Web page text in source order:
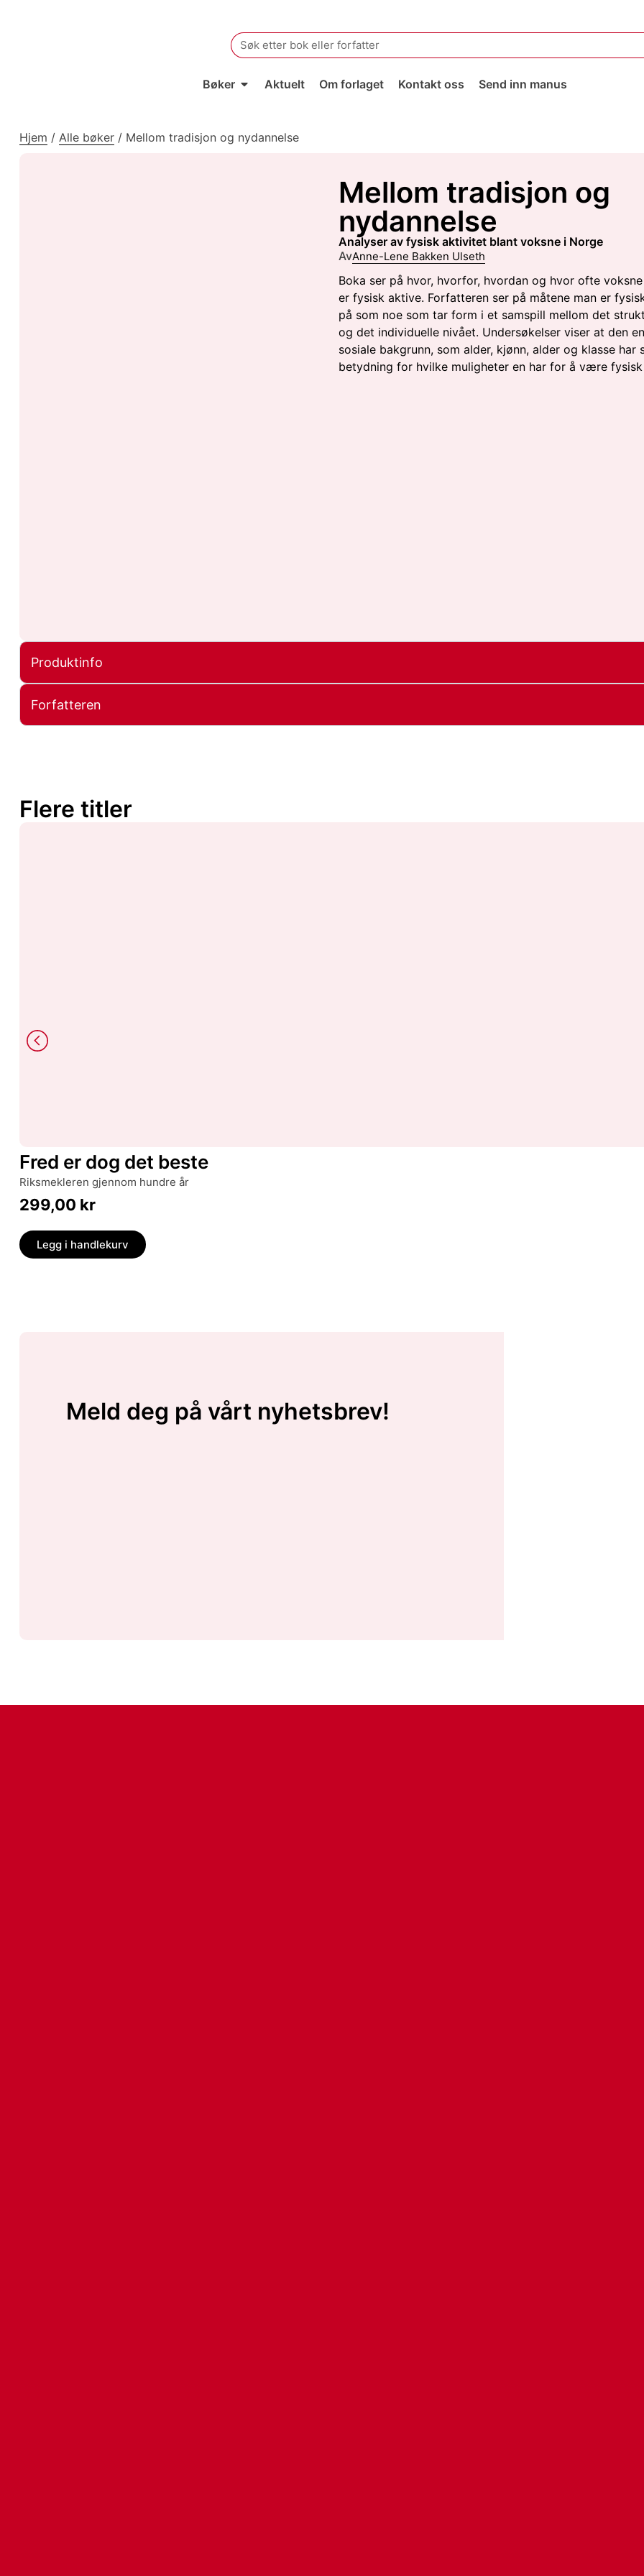
Search
for:
Bøker Aktuelt Om forlaget Kontakt oss Send inn manus
Hjem / Alle bøker / Mellom tradisjon og nydannelse
Mellom tradisjon og
nydannelse
analyser av fysisk aktivitet blant voksne i Norge
AvAnne-Lene Bakken Ulseth
Boka ser på hvor, hvorfor, hvordan og hvor ofte
er fysisk aktive. Forfatteren ser på måtene man er
på som noe som tar form i et samspill mellom det
og det individuelle nivået. Undersøkelser viser at den
sosiale bakgrunn, som alder, kjønn, alder og klasse har
betydning for hvilke muligheter en har for å være
Produktinfo
Forfatteren
Flere titler
Fred er dog det beste
Riksmekleren gjennom hundre år
299,00 kr
Legg i handlekurv
Meld deg på vårt nyhetsbrev!